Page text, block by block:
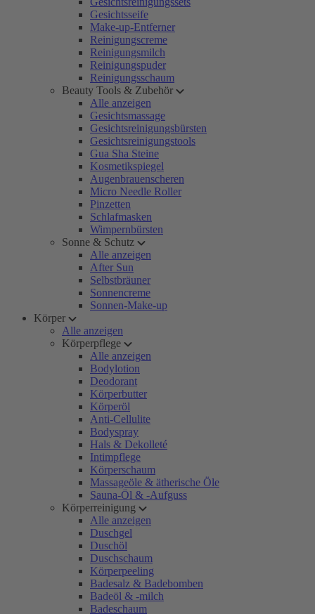
Gesichtsseife
Make-up-Entferner
Reinigungscreme
Reinigungsmilch
Reinigungspuder
Reinigungsschaum
Beauty Tools & Zubehör
Alle anzeigen
Gesichtsmassage
Gesichtsreinigungsbürsten
Gesichtsreinigungstools
Gua Sha Steine
Kosmetikspiegel
Augenbrauenscheren
Micro Needle Roller
Pinzetten
Schlafmasken
Wimpernbürsten
Sonne & Schutz
Alle anzeigen
After Sun
Selbstbräuner
Sonnencreme
Sonnen-Make-up
Körper
Alle anzeigen
Körperpflege
Alle anzeigen
Bodylotion
Deodorant
Körperbutter
Körperöl
Anti-Cellulite
Bodyspray
Hals & Dekolleté
Intimpflege
Körperschaum
Massageöle & ätherische Öle
Sauna-Öl & -Aufguss
Körperreinigung
Alle anzeigen
Duschgel
Duschöl
Duschschaum
Körperpeeling
Badesalz & Badebomben
Badeöl & -milch
Badeschaum